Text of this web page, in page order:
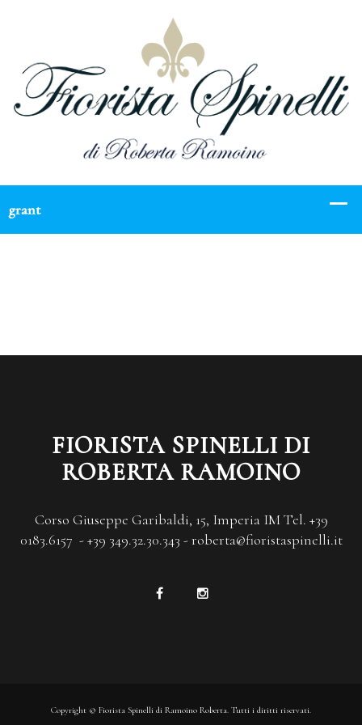
FIORISTA SPINELLI DI
ROBERTA RAMOINO
Corso Giuseppe Garibaldi, 15, Imperia IM Tel. +39
0183.6157 - +39 349.32.30.343 - roberta@fioristaspinelli.it
Copyright © Fiorista Spinelli di Ramoino Roberta. Tutti i diritti riservati.